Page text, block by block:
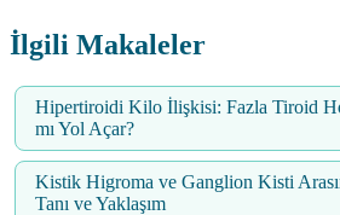
İlgili Makaleler
Hipertiroidi Kilo İlişkisi: Fazla Tiroid
mı Yol Açar?
Kistik Higroma ve Ganglion Kisti
Tanı ve Yaklaşım